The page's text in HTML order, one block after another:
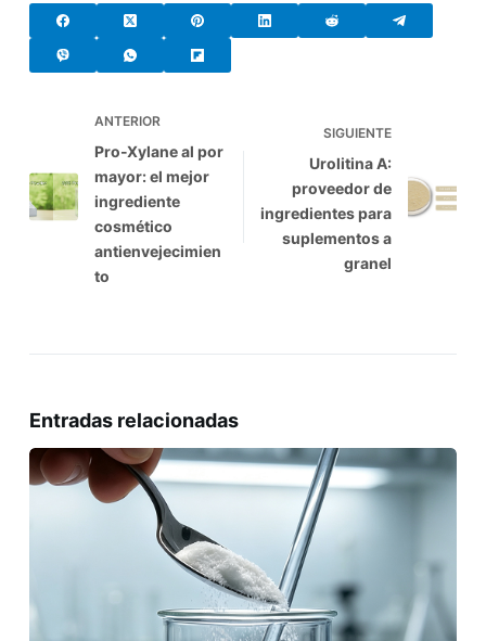
ANTERIOR
Pro-Xylane al por
mayor: el mejor
ingrediente
cosmético
antienvejecimien
to
SIGUIENTE
Urolitina A:
proveedor de
ingredientes para
suplementos a
granel
Entradas relacionadas